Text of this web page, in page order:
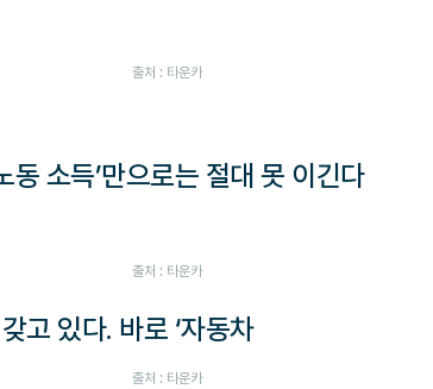
출처 : 타운카
동 소득’만으로는 절대 못 이긴다
출처 : 타운카
고 있다. 바로 ‘자동차
출처 : 타운카